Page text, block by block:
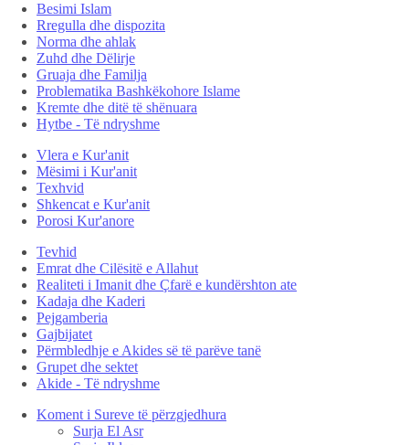
Besimi Islam
Rregulla dhe dispozita
Norma dhe ahlak
Zuhd dhe Dëlirje
Gruaja dhe Familja
Problematika Bashkëkohore Islame
Kremte dhe ditë të shënuara
Hytbe - Të ndryshme
Vlera e Kur'anit
Mësimi i Kur'anit
Texhvid
Shkencat e Kur'anit
Porosi Kur'anore
Tevhid
Emrat dhe Cilësitë e Allahut
Realiteti i Imanit dhe Çfarë e kundërshton ate
Kadaja dhe Kaderi
Pejgamberia
Gajbijatet
Përmbledhje e Akides së të parëve tanë
Grupet dhe sektet
Akide - Të ndryshme
Koment i Sureve të përzgjedhura
Surja El Asr